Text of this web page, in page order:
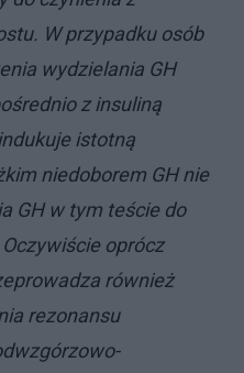
W przypadku osób
wydzielania GH
z insuliną
istotną
niedoborem GH nie
GH w tym teście do
oprócz
również
rezonansu